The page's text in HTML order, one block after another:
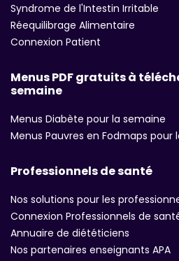
Syndrome de l'Intestin Irritable
Réequilibrage Alimentaire
Connexion Patient
Menus PDF gratuits à
semaine
Menus Diabète pour la semaine
Menus Pauvres en Fodmaps pour
Professionnels de santé
Nos solutions pour les
Connexion Professionnels de
Annuaire de diététiciens
Nos partenaires enseignants APA